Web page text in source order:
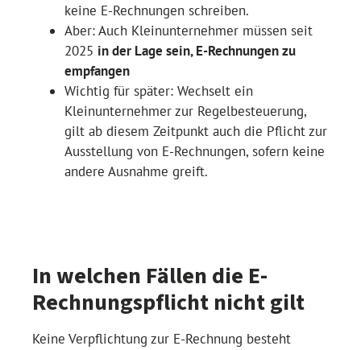
keine E-Rechnungen schreiben.
Aber: Auch Kleinunternehmer müssen seit
2025 in der Lage sein, E-Rechnungen zu
empfangen
Wichtig für später: Wechselt ein
Kleinunternehmer zur Regelbesteuerung,
gilt ab diesem Zeitpunkt auch die Pflicht zur
Ausstellung von E-Rechnungen, sofern keine
andere Ausnahme greift.
In welchen Fällen die E-
Rechnungspflicht nicht gilt
Keine Verpflichtung zur E-Rechnung besteht